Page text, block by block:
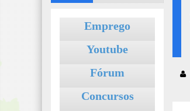
Emprego
Youtube
Fórum
Concursos